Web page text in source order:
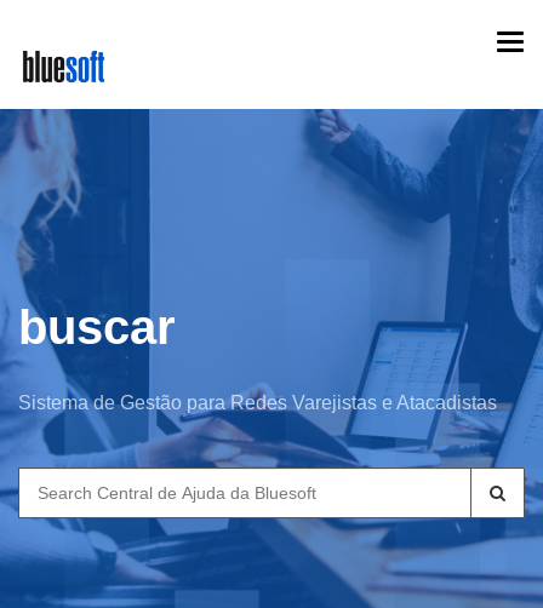
main
content
buscar
Sistema de Gestão para Redes Varejistas e Atacadistas
Search
for: